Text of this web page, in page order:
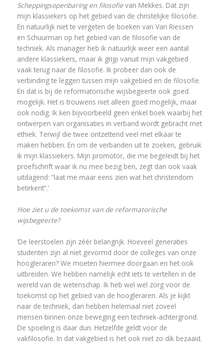
Scheppingsopenbaring en filosofie van Mekkes. Dat zijn
mijn klassiekers op het gebied van de christelijke filosofie.
En natuurlijk niet te vergeten de boeken van Van Riessen
en Schuurman op het gebied van de filosofie van de
techniek. Als manager heb ik natuurlijk weer een aantal
andere klassiekers, maar ik grijp vanuit mijn vakgebied
vaak terug naar de filosofie. Ik probeer dan ook de
verbinding te leggen tussen mijn vakgebied en de filosofie.
En dat is bij de reformatorische wijsbegeerte ook goed
mogelijk. Het is trouwens niet alleen goed mogelijk, maar
ook nodig. Ik ken bijvoorbeeld geen enkel boek waarbij het
ontwerpen van organisaties in verband wordt gebracht met
ethiek. Terwijl die twee ontzettend veel met elkaar te
maken hebben. En om de verbanden uit te zoeken, gebruik
ik mijn klassiekers. Mijn promotor, die me begeleidt bij het
proefschrift waar ik nu mee bezig ben, zegt dan ook vaak
uitdagend: “laat me maar eens zien wat het christendom
betekent”.’
Hoe ziet u de toekomst van de reformatorische
wijsbegeerte?
‘De leerstoelen zijn zéér belangrijk. Hoeveel generaties
studenten zijn al niet gevormd door de colleges van onze
hoogleraren? We moeten hiermee doorgaan en het ook
uitbreiden. We hebben namelijk echt iets te vertellen in de
wereld van de wetenschap. Ik heb wel wel zorg voor de
toekomst op het gebied van de hoogleraren. Als je kijkt
naar de techniek, dan hebben helemaal niet zoveel
mensen binnen onze beweging een techniek-achtergrond.
De spoeling is daar dun. Hetzelfde geldt voor de
vakfilosofie. In dat vakgebied is het ook niet zo dik bezaaid.